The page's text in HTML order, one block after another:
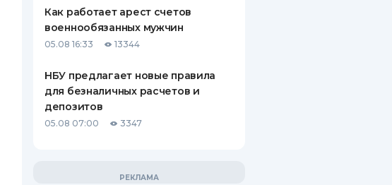
Как работает арест счетов
военнообязанных мужчин
05.08 16:33 13344
НБУ предлагает новые правила
для безналичных расчетов и
депозитов
05.08 07:00 3347